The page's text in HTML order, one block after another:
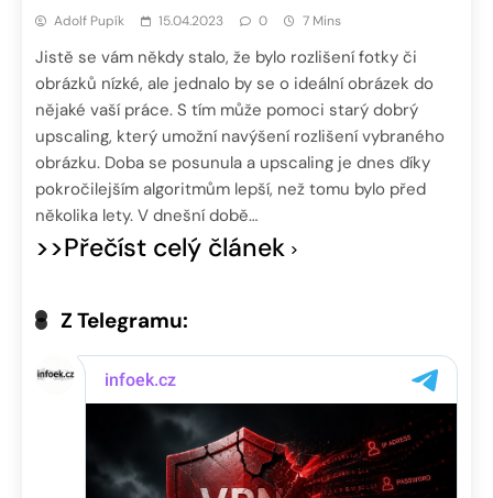
Adolf Pupík 15.04.2023 0 7 Mins
Jistě se vám někdy stalo, že bylo rozlišení fotky či
obrázků nízké, ale jednalo by se o ideální obrázek do
nějaké vaší práce. S tím může pomoci starý dobrý
upscaling, který umožní navýšení rozlišení vybraného
obrázku. Doba se posunula a upscaling je dnes díky
pokročilejším algoritmům lepší, než tomu bylo před
několika lety. V dnešní době…
>>Přečíst celý článek
Z Telegramu: